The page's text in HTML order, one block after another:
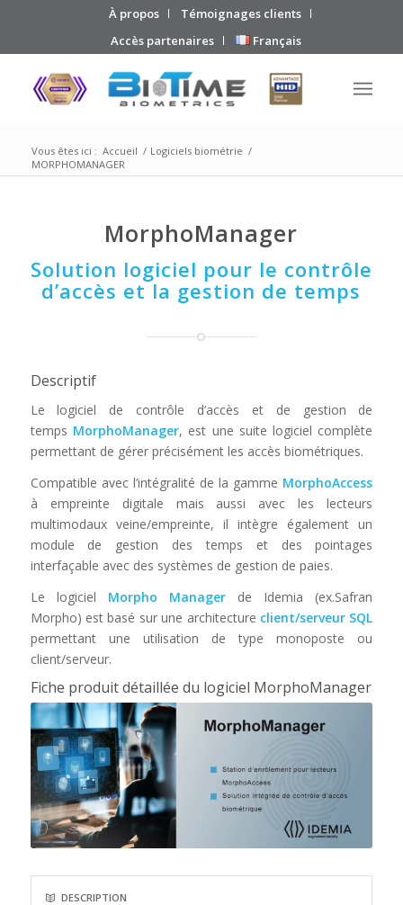
À propos
Témoignages clients
Accès partenaires
Français
Vous êtes ici : Accueil / Logiciels biométrie /
MORPHOMANAGER
MorphoManager
Solution logiciel pour le contrôle
d’accès et la gestion de temps
Descriptif
Le logiciel de contrôle d’accès et de gestion de
temps MorphoManager, est une suite logiciel complète
permettant de gérer précisément les accès biométriques.
Compatible avec l’intégralité de la gamme MorphoAccess
à empreinte digitale mais aussi avec les lecteurs
multimodaux veine/empreinte, il intègre également un
module de gestion des temps et des pointages
interfaçable avec des systèmes de gestion de paies.
Le logiciel Morpho Manager de Idemia (ex.Safran
Morpho) est basé sur une architecture client/serveur SQL
permettant une utilisation de type monoposte ou
client/serveur.
Fiche produit détaillée du logiciel MorphoManager
DESCRIPTION